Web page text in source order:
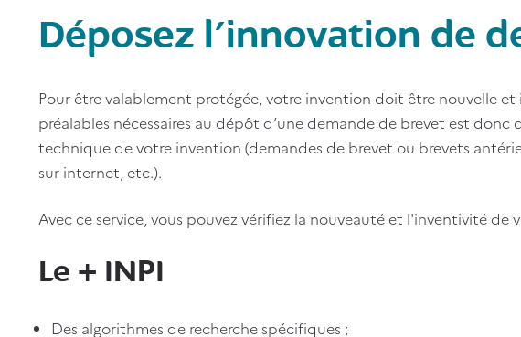
Déposez l'innovation de
Pour être valablement protégée, votre invention doit être nouvelle et
préalables nécessaires au dépôt d’une demande de brevet est donc
technique de votre invention (demandes de brevet ou brevets
sur internet, etc.).
Avec ce service, vous pouvez vérifiez la nouveauté et l'inventivité de
Le + INPI
Des algorithmes de recherche spécifiques ;